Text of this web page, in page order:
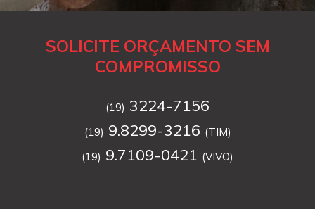
SOLICITE ORÇAMENTO SEM
COMPROMISSO
(19) 3224-7156
(19) 9.8299-3216 (TIM)
(19) 9.7109-0421 (VIVO)